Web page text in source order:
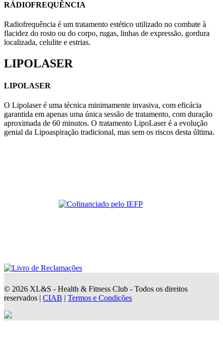
RÁDIOFREQUÊNCIA
Radiofrequência é um tratamento estético utilizado no combate à
flacidez do rosto ou do corpo, rugas, linhas de expressão, gordura
localizada, celulite e estrias.
LIPOLASER
LIPOLASER
O Lipolaser é uma técnica minimamente invasiva, com eficácia
garantida em apenas uma única sessão de tratamento, com duração
aproximada de 60 minutos. O tratamento LipoLaser é a evolução
genial da Lipoaspiração tradicional, mas sem os riscos desta última.
© 2026 XL&S - Health & Fitness Club - Todos os direitos
reservados | CIAB | Termos e Condições